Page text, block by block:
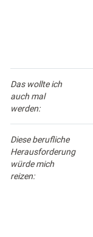
Das wollte ich
auch mal
werden:
Diese berufliche
Herausforderung
würde mich
reizen: